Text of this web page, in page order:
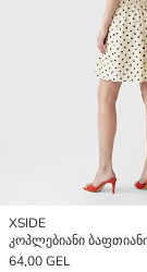
XSIDE
64,00 GEL